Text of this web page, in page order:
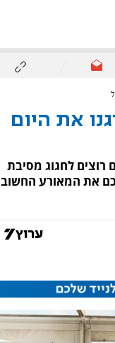
את היום
רוצים לחגוג מסיבת
את המאורע החשוב